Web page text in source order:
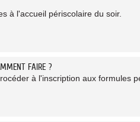
à l'accueil périscolaire du soir.
FAIRE ?
à l'inscription aux formules